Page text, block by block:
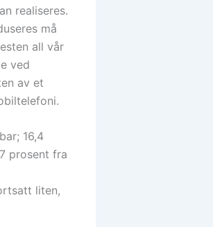
realiseres.
må
all vår
ved
av et
16,4
prosent fra
liten,